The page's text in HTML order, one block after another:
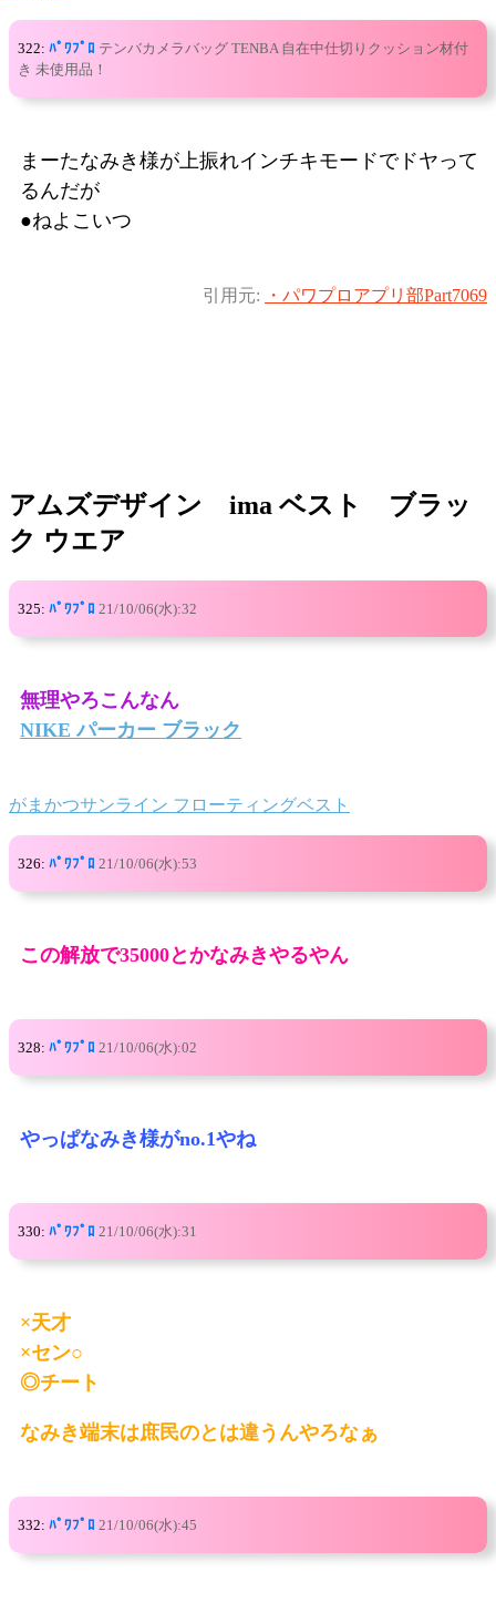
322: ﾊﾟﾜﾌﾟﾛ テンバカメラバッグ TENBA 自在中仕切りクッション材付
き 未使用品！
まーたなみき様が上振れインチキモードでドヤって
るんだが
●ねよこいつ
引用元: ・パワプロアプリ部Part7069
アムズデザイン ima ベスト ブラッ
ク ウエア
325: ﾊﾟﾜﾌﾟﾛ 21/10/06(水):32
無理やろこんなん
NIKE パーカー ブラック
がまかつサンライン フローティングベスト
326: ﾊﾟﾜﾌﾟﾛ 21/10/06(水):53
この解放で35000とかなみきやるやん
328: ﾊﾟﾜﾌﾟﾛ 21/10/06(水):02
やっぱなみき様がno.1やね
330: ﾊﾟﾜﾌﾟﾛ 21/10/06(水):31
×天才
×セン○
◎チート
なみき端末は庶民のとは違うんやろなぁ
332: ﾊﾟﾜﾌﾟﾛ 21/10/06(水):45